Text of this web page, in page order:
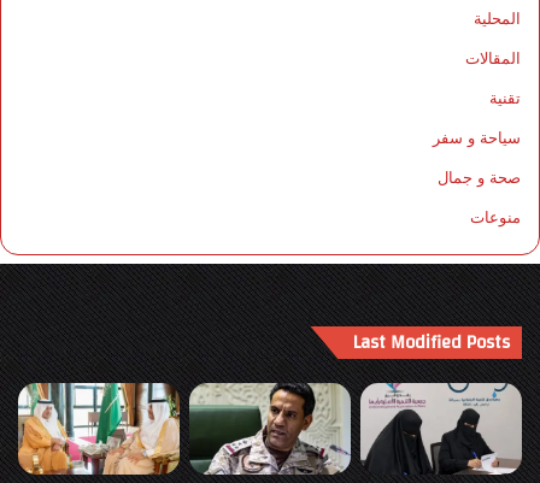
المحلية
المقالات
تقنية
سياحة و سفر
صحة و جمال
منوعات
Last Modified Posts